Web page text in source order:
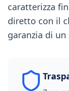
caratterizza
diretto con il
garanzia di